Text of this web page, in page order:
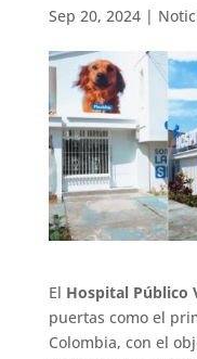
Sep 20, 2024|
El Hospital Público
puertas como el
Colombia, con el